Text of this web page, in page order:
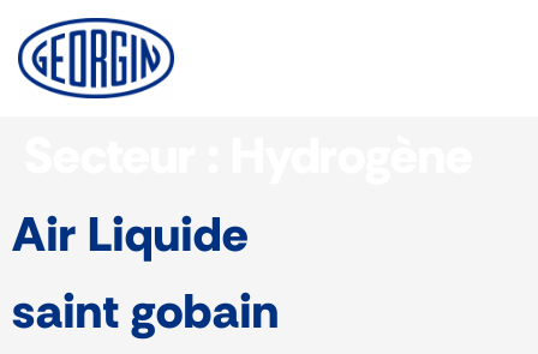
Panneau de gestion des cookies
Air Liquide
saint gobain